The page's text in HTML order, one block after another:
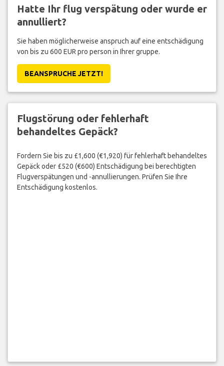
Hatte Ihr flug verspätung oder wurde er
annulliert?
Sie haben möglicherweise anspruch auf eine entschädigung
von bis zu 600 EUR pro person in Ihrer gruppe.
BEANSPRUCHE JETZT!
Flugstörung oder fehlerhaft
behandeltes Gepäck?
Fordern Sie bis zu £1,600 (€1,920) für fehlerhaft behandeltes
Gepäck oder £520 (€600) Entschädigung bei berechtigten
Flugverspätungen und -annullierungen. Prüfen Sie Ihre
Entschädigung kostenlos.